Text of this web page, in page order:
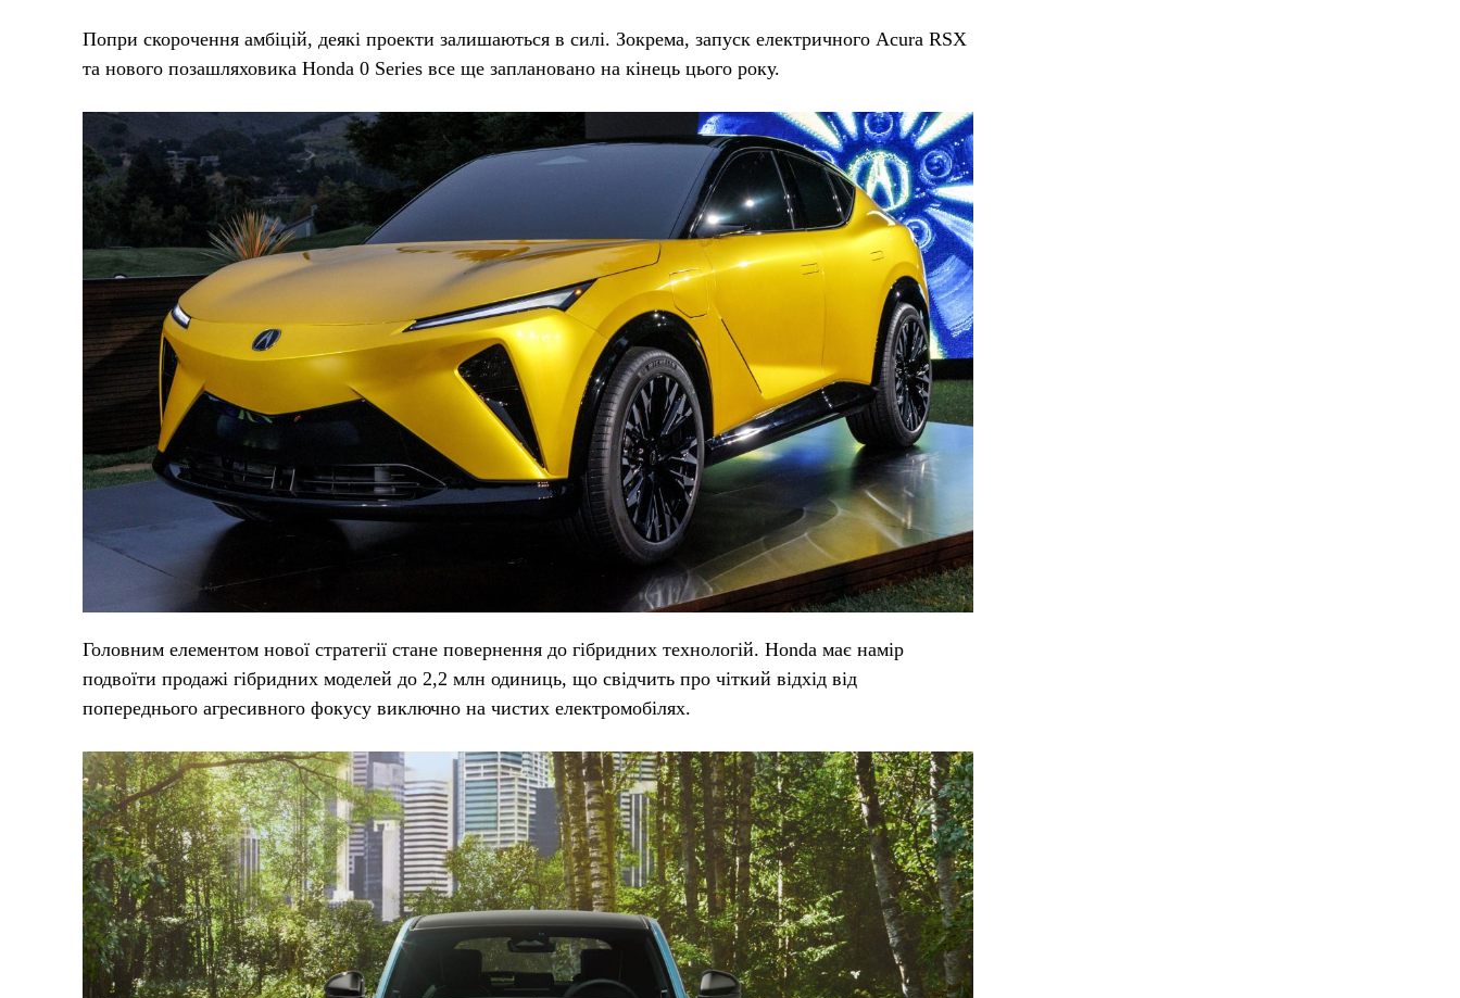
Попри скорочення амбіцій, деякі проекти залишаються в силі. Зокрема, запуск електричного Acura RSX
та нового позашляховика Honda 0 Series все ще заплановано на кінець цього року.
Головним елементом нової стратегії стане повернення до гібридних технологій. Honda має намір
подвоїти продажі гібридних моделей до 2,2 млн одиниць, що свідчить про чіткий відхід від
попереднього агресивного фокусу виключно на чистих електромобілях.